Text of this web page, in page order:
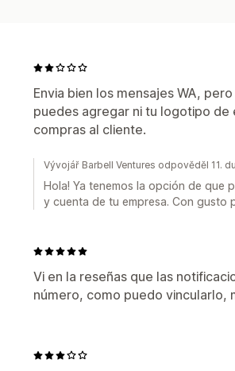
Envia bien los mensajes WA,
puedes agregar ni tu logotipo de
compras al cliente.
Vývojář Barbell Ventures odpověděl 11.
Hola! Ya tenemos la opción de que
y cuenta de tu empresa. Con gusto
Vi en la reseñas que las
número, como puedo vincularlo,